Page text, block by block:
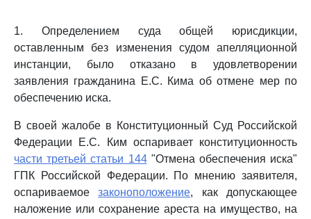
1. Определением суда общей юрисдикции,
оставленным без изменения судом апелляционной
инстанции, было отказано в удовлетворении
заявления гражданина Е.С. Кима об отмене мер по
обеспечению иска.
В своей жалобе в Конституционный Суд Российской
Федерации Е.С. Ким оспаривает конституционность
части третьей статьи 144"Отмена обеспечения иска"
ГПК Российской Федерации. По мнению заявителя,
оспариваемоезаконоположение, как допускающее
наложение или сохранение ареста на имущество, на